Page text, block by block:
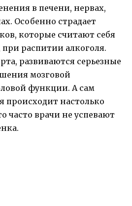
в печени, нервах,
Особенно страдает
которые считают себя
распитии алкоголя.
развиваются серьезные
мозговой
функции. А сам
происходит настолько
часто врачи не успевают